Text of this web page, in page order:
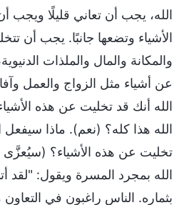
الله، يجب أن تعاني قليلًا
الأشياء وتضعها جانبًا. يجب أن
والمكانة والمال والملذات
عن أشياء مثل الزواج والعمل
الله أنك قد تخليت عن هذه
الله هذا كله؟ (نعم). ماذا سيفعل
تخليت عن هذه الأشياء؟
الله بمجرد المسرة ويقول: "لقد
بثماره. الناس راغبون في